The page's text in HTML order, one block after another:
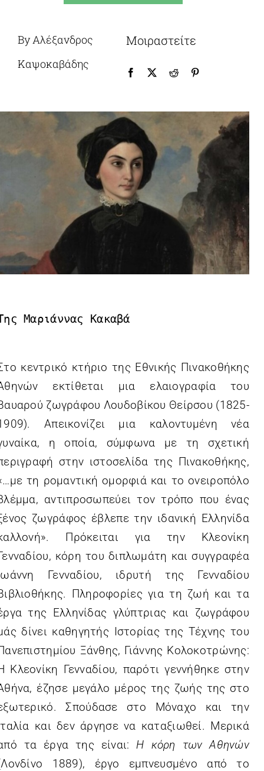
By Αλέξανδρος
Καψοκαβάδης
Μοιραστείτε
Μαριάννας Κακαβά
κεντρικό κτήριο της Εθνικής Πινακοθήκης
εκτίθεται μια ελαιογραφία του
ζωγράφου Λουδοβίκου Θείρσου (1825-
Απεικονίζει μια καλοντυμένη νέα
η οποία, σύμφωνα με τη σχετική
στην ιστοσελίδα της Πινακοθήκης,
τη ρομαντική ομορφιά και το ονειροπόλο
αντιπροσωπεύει τον τρόπο που ένας
ζωγράφος έβλεπε την ιδανική Ελληνίδα
Πρόκειται για την Κλεονίκη
κόρη του διπλωμάτη και συγγραφέα
Γενναδίου, ιδρυτή της Γενναδίου
Πληροφορίες για τη ζωή και τα
της Ελληνίδας γλύπτριας και ζωγράφου
δίνει καθηγητής Ιστορίας της Τέχνης του
Ξάνθης, Γιάννης Κολοκοτρώνης:
Κλεονίκη Γενναδίου, παρότι γεννήθηκε στην
έζησε μεγάλο μέρος της ζωής της στο
Σπούδασε στο Μόναχο και την
και δεν άργησε να καταξιωθεί. Μερικά
τα έργα της είναι:Η κόρη των Αθηνών
1889), έργο εμπνευσμένο από το